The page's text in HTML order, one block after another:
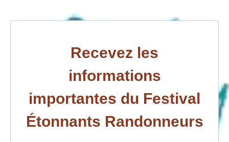
Recevez les
informations
importantes du Festival
Étonnants Randonneurs